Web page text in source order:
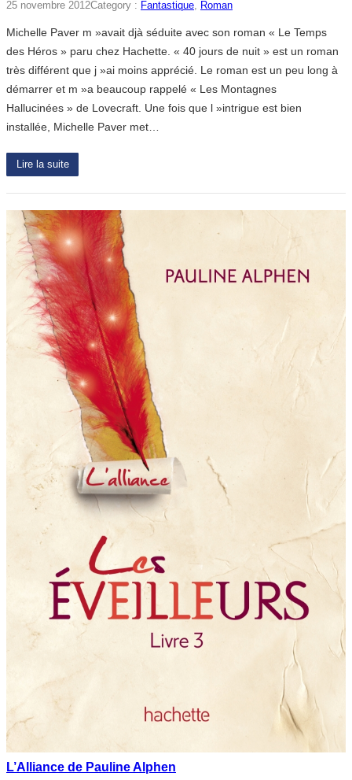
25 novembre 2012Category : Fantastique, Roman
Michelle Paver m »avait djà séduite avec son roman « Le Temps
des Héros » paru chez Hachette. « 40 jours de nuit » est un roman
très différent que j »ai moins apprécié. Le roman est un peu long à
démarrer et m »a beaucoup rappelé « Les Montagnes
Hallucinées » de Lovecraft. Une fois que l »intrigue est bien
installée, Michelle Paver met…
Lire la suite
L’Alliance de Pauline Alphen